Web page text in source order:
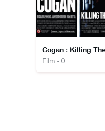
Film • 0